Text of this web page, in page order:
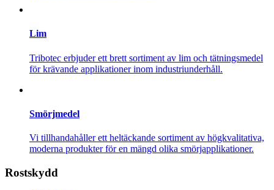
Lim
Tribotec erbjuder ett brett sortiment av lim och tätningsmedel
för krävande applikationer inom industriunderhåll.
Smörjmedel
Vi tillhandahåller ett heltäckande sortiment av högkvalitativa,
moderna produkter för en mängd olika smörjapplikationer.
Rostskydd